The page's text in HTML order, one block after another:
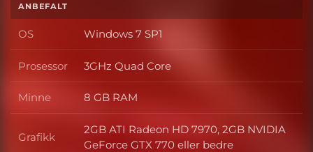
ANBEFALT
OS OS
Windows 7 SP1
Prosessor Prosessor
3GHz Quad Core
Minne Minne
8 GB RAM
Grafikk Grafikk
2GB ATI Radeon HD 7970, 2GB NVIDIA
GeForce GTX 770 eller bedre